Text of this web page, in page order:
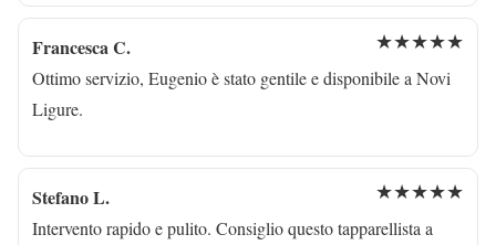
Francesca C. ★★★★★
Ottimo servizio, Eugenio è stato gentile e disponibile a Novi
Ligure.
Stefano L. ★★★★★
Intervento rapido e pulito. Consiglio questo tapparellista a